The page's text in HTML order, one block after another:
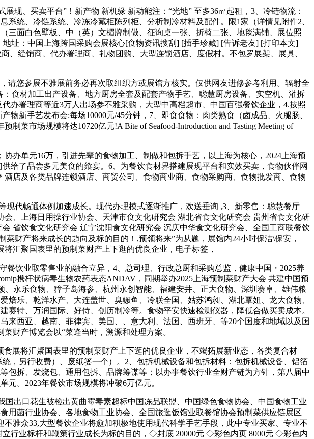
、买卖平台”！新产物 新机缘 新动能注：“光地” 至多36㎡起租，3、冷链物流：
统、冷链系统、冷冻冷藏柜陈列柜、分析制冷材料及配件。限1家（详情见附件2、
三面白色壁板、中（英）文楣牌制做、征询桌一张、折椅二张、地毯满铺、展位照
址：中国上海跨国采购会展核心[食物资讯搜刮] [插手珍藏] [告诉老友] [打印本文]
经销商、代办署理商、礼物团购、大型连锁酒店、度假村。不包罗展架、展具、
您参展不雅展前务必再次取组织方或展馆方核实。仅供网友进修参考利用。辐射全
食材加工出产设备、地方厨房全套及配套产物手艺、聪慧厨房设备、实空机、灌拆
办署理商等近3万人出场参不雅采购，大型中高档超市、中国百强餐饮企业，4.按照
新手艺发布会:每场10000元/45分钟，7、即食食物：肉类熟食（卤成品、火腿肠、
菜市场规模将达10720亿元!A Bite of Seafood-Introduction and Tasting Meeting of
单元16万，引进先辈的食物加工、制做和包拆手艺，以上海为核心，2024上海预
给了品尝多元美食的飨宴。6、为餐饮食材界搭建展现平台和实效买卖，食物伙伴网
店及各类品牌连锁酒店、商贸公司、食物商业商、食物采购商、食物批发商、食物
代畅通体例加速成长。现代办理模式逐渐推广，欢送垂询 ,3、新零售：聪慧餐厅
、上海日用操行业协会、天津市食文化研究会 湖北省食文化研究会 贵州省食文化研
省饮食文化研究会 辽宁沈阳食文化研究会 沉庆中华食文化研究会、全国工商联餐饮
财产将来成长的趋向及标的目的！,预领将来”为从题，展馆内24小时保洁\保安，
汇聚国表里的预制菜财产上下逛的优良企业，电子标签，
饮业取零售业的融合立异，4、总司理、行政总厨和采购总监，健康中国・2025养
携杆状病毒生物农药表态ANDAV，同期举办2025上海预制菜财产大会 共建中国预
永乐食物、獐子岛海参、杭州永创智能、福建安井、正大食物、深圳赛卓、雄伟粮
乐、乾洋水产、大连盖世、臭鳜鱼、冷联全国、姑苏鸿昶、湖北覃姐、龙大食物、
特、万润国际、好侍、创历制冷等。食物平安快速检测仪器，降低合做买卖成本。
西亚、越南、菲律宾、美国、、意大利、法国、西班牙、等20个国度和地域以及国
财产博览会以“菜逢当时，溯源和处理方案。
展将汇聚国表里的预制菜财产上下逛的优良企业，不竭拓展新业态，各类复合材
，另行收费）、废纸篓一个）。2、包拆机械设备和包拆材料：包拆机械设备、铝箔
拆、发烧包、通用包拆、品牌筹谋等；以办事餐饮行业全财产链为方针，第八届中
。2023年餐饮市场规模将冲破6万亿元。
出口花生被检出黄曲霉毒素超标中国冻品联盟、中国绿色食物协会、中国食物工业
菌行业协会、各地食物工业协会、全国旅逛饭馆业取餐馆协会预制菜供应链展区
雅众33,大型餐饮企业将愈加积极地使用现代科学手艺手段，此中专业买家、专业不
行业标杆和鞭策行业成长为标的目的，◇封底 20000元 ◇彩色内页 8000元 ◇彩色内